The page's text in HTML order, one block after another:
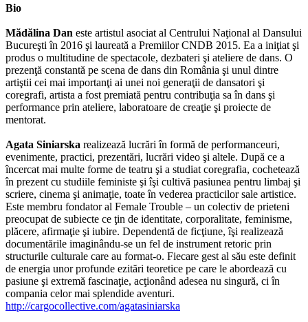
Bio
Mădălina Dan este artistul asociat al Centrului Naţional al Dansului
Bucureşti în 2016 şi laureată a Premiilor CNDB 2015. Ea a iniţiat şi
produs o multitudine de spectacole, dezbateri şi ateliere de dans. O
prezenţă constantă pe scena de dans din România şi unul dintre
artiştii cei mai importanţi ai unei noi generaţii de dansatori şi
coregrafi, artista a fost premiată pentru contribuţia sa în dans şi
performance prin ateliere, laboratoare de creaţie şi proiecte de
mentorat.
Agata Siniarska realizează lucrări în formă de performanceuri,
evenimente, practici, prezentări, lucrări video şi altele. După ce a
încercat mai multe forme de teatru şi a studiat coregrafia, cochetează
în prezent cu studiile feministe şi îşi cultivă pasiunea pentru limbaj şi
scriere, cinema şi animaţie, toate în vederea practicilor sale artistice.
Este membru fondator al Female Trouble – un colectiv de prieteni
preocupat de subiecte ce ţin de identitate, corporalitate, feminisme,
plăcere, afirmaţie şi iubire. Dependentă de ficţiune, îşi realizează
documentările imaginându-se un fel de instrument retoric prin
structurile culturale care au format-o. Fiecare gest al său este definit
de energia unor profunde ezitări teoretice pe care le abordează cu
pasiune şi extremă fascinaţie, acţionând adesea nu singură, ci în
compania celor mai splendide aventuri.
http://cargocollective.com/agatasiniarska